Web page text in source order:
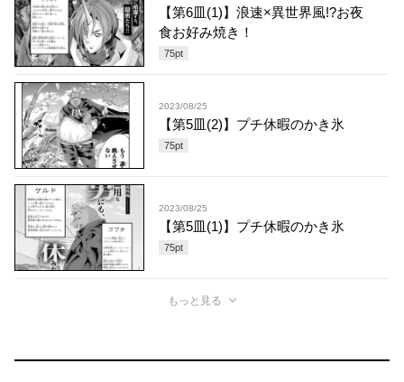
【第6皿(1)】浪速×異世界風!?お夜
食お好み焼き！
75pt
2023/08/25
【第5皿(2)】プチ休暇のかき氷
75pt
2023/08/25
【第5皿(1)】プチ休暇のかき氷
75pt
もっと見る